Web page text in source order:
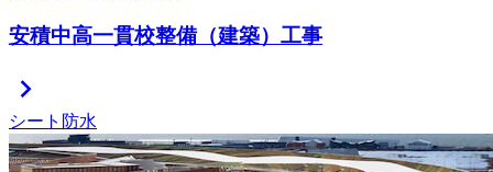
安積中高一貫校整備（建築）工事
chevron_right
シート防水